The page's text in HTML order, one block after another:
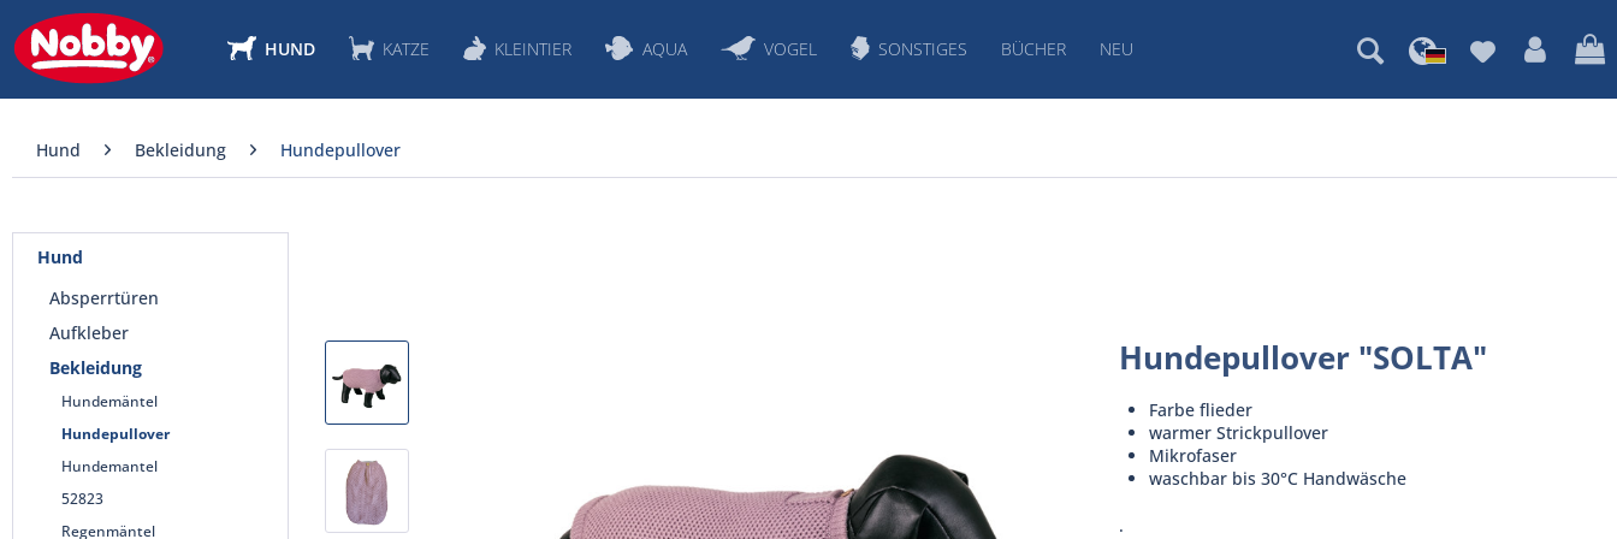
HUND KATZE KLEINTIER AQUA VOGEL SONSTIGES BÜCHER NEU
Hund Bekleidung Hundepullover
Hund
Absperrtüren
Aufkleber
Bekleidung
Hundemäntel
Hundepullover
Hundemantel
52823
Regenmäntel
Hundepullover "SOLTA"
Farbe flieder
warmer Strickpullover
Mikrofaser
waschbar bis 30°C Handwäsche
.